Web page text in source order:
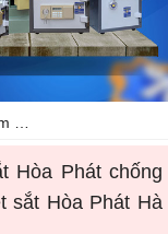
Hòa Phátchống
sắt Hòa Phát Hà